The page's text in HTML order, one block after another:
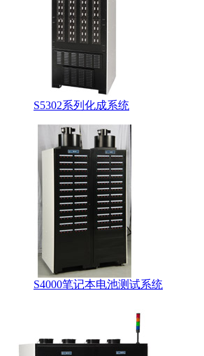
S5302系列化成系统
S4000笔记本电池测试系统